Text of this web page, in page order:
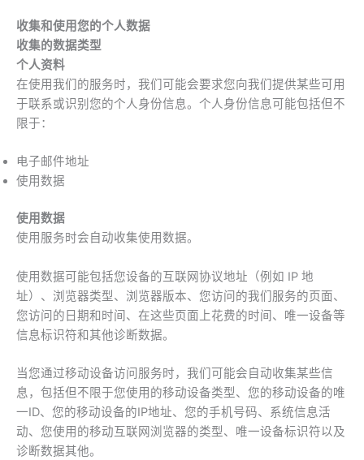
收集和使用您的个人数据
收集的数据类型
个人资料
在使用我们的服务时，我们可能会要求您向我们提供某些可用
于联系或识别您的个人身份信息。个人身份信息可能包括但不
限于：
电子邮件地址
使用数据
使用数据
使用服务时会自动收集使用数据。
使用数据可能包括您设备的互联网协议地址（例如 IP 地
址）、浏览器类型、浏览器版本、您访问的我们服务的页面、
您访问的日期和时间、在这些页面上花费的时间、唯一设备等
信息标识符和其他诊断数据。
当您通过移动设备访问服务时，我们可能会自动收集某些信
息，包括但不限于您使用的移动设备类型、您的移动设备的唯
一ID、您的移动设备的IP地址、您的手机号码、系统信息活
动、您使用的移动互联网浏览器的类型、唯一设备标识符以及
诊断数据其他。